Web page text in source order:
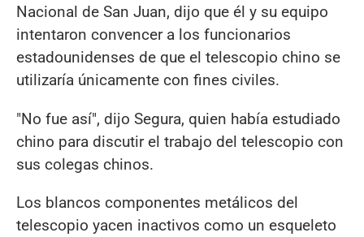
Nacional de San Juan, dijo que él y su equipo
intentaron convencer a los funcionarios
estadounidenses de que el telescopio chino se
utilizaría únicamente con fines civiles.
"No fue así", dijo Segura, quien había estudiado
chino para discutir el trabajo del telescopio con
sus colegas chinos.
Los blancos componentes metálicos del
telescopio yacen inactivos como un esqueleto